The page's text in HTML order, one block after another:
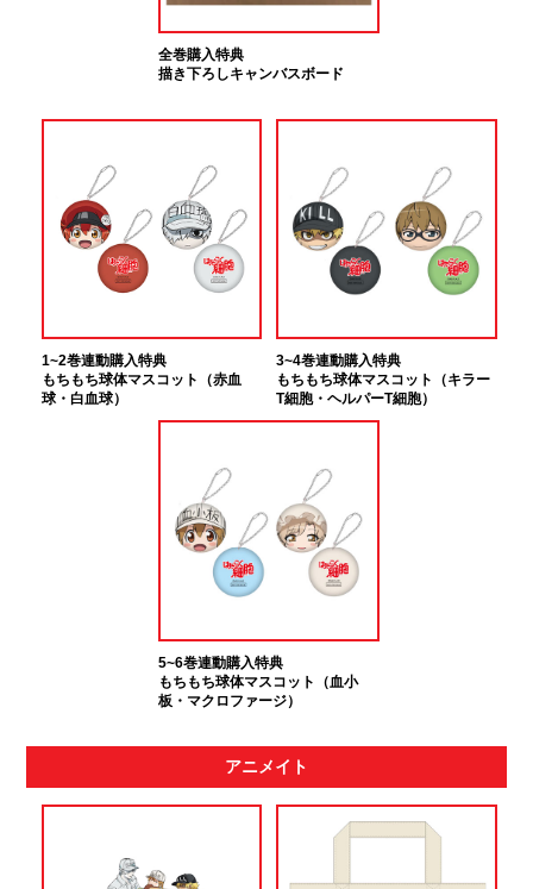
全巻購入特典
描き下ろしキャンバスボード
1~2巻連動購入特典
もちもち球体マスコット（赤血
球・白血球）
3~4巻連動購入特典
もちもち球体マスコット（キラー
T細胞・ヘルパーT細胞）
5~6巻連動購入特典
もちもち球体マスコット（血小
板・マクロファージ）
アニメイト